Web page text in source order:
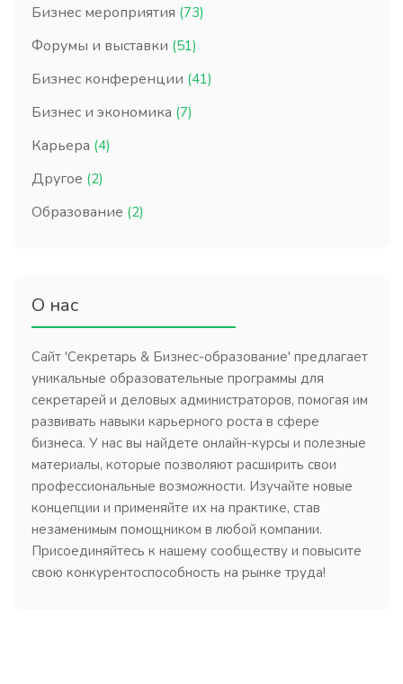
Бизнес мероприятия (73)
Форумы и выставки (51)
Бизнес конференции (41)
Бизнес и экономика (7)
Карьера (4)
Другое (2)
Образование (2)
О нас
Сайт 'Секретарь & Бизнес-образование' предлагает
уникальные образовательные программы для
секретарей и деловых администраторов, помогая им
развивать навыки карьерного роста в сфере
бизнеса. У нас вы найдете онлайн-курсы и полезные
материалы, которые позволяют расширить свои
профессиональные возможности. Изучайте новые
концепции и применяйте их на практике, став
незаменимым помощником в любой компании.
Присоединяйтесь к нашему сообществу и повысите
свою конкурентоспособность на рынке труда!